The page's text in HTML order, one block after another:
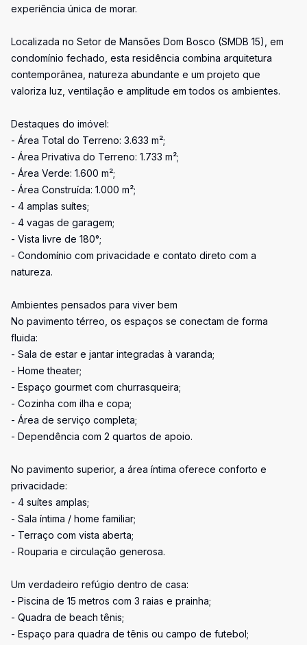
experiência única de morar.
Localizada no Setor de Mansões Dom Bosco (SMDB 15), em
condomínio fechado, esta residência combina arquitetura
contemporânea, natureza abundante e um projeto que
valoriza luz, ventilação e amplitude em todos os ambientes.
Destaques do imóvel:
- Área Total do Terreno: 3.633 m²;
- Área Privativa do Terreno: 1.733 m²;
- Área Verde: 1.600 m²;
- Área Construída: 1.000 m²;
- 4 amplas suítes;
- 4 vagas de garagem;
- Vista livre de 180°;
- Condomínio com privacidade e contato direto com a
natureza.
Ambientes pensados para viver bem
No pavimento térreo, os espaços se conectam de forma
fluida:
- Sala de estar e jantar integradas à varanda;
- Home theater;
- Espaço gourmet com churrasqueira;
- Cozinha com ilha e copa;
- Área de serviço completa;
- Dependência com 2 quartos de apoio.
No pavimento superior, a área íntima oferece conforto e
privacidade:
- 4 suítes amplas;
- Sala íntima / home familiar;
- Terraço com vista aberta;
- Rouparia e circulação generosa.
Um verdadeiro refúgio dentro de casa:
- Piscina de 15 metros com 3 raias e prainha;
- Quadra de beach tênis;
- Espaço para quadra de tênis ou campo de futebol;